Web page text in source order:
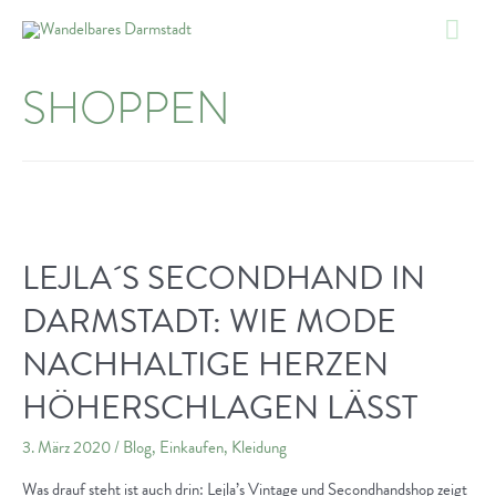
Inhalt
SHOPPEN
LEJLA´S SECONDHAND IN
DARMSTADT: WIE MODE
NACHHALTIGE HERZEN
HÖHERSCHLAGEN LÄSST
3. März 2020/Blog, Einkaufen, Kleidung
Was drauf steht ist auch drin: Lejla’s Vintage und Secondhandshop zeigt